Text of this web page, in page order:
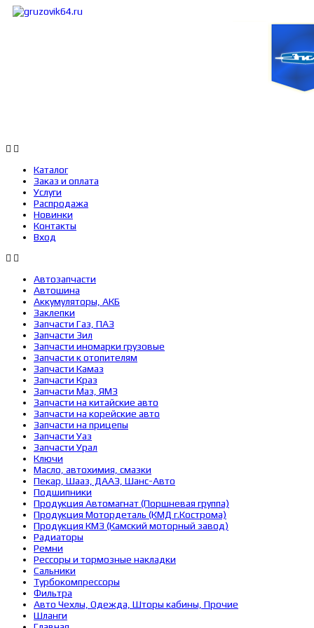
Каталог
Заказ и оплата
Услуги
Распродажа
Новинки
Контакты
Вход
Автозапчасти
Автошина
Аккумуляторы, АКБ
Заклепки
Запчасти Газ, ПАЗ
Запчасти Зил
Запчасти иномарки грузовые
Запчасти к отопителям
Запчасти Камаз
Запчасти Краз
Запчасти Маз, ЯМЗ
Запчасти на китайские авто
Запчасти на корейские авто
Запчасти на прицепы
Запчасти Уаз
Запчасти Урал
Ключи
Масло, автохимия, смазки
Пекар, Шааз, ДААЗ, Шанс-Авто
Подшипники
Продукция Автомагнат (Поршневая группа)
Продукция Мотордеталь (КМД г.Кострома)
Продукция КМЗ (Камский моторный завод)
Радиаторы
Ремни
Рессоры и тормозные накладки
Сальники
Турбокомпрессоры
Фильтра
Авто Чехлы, Одежда, Шторы кабины, Прочие
Шланги